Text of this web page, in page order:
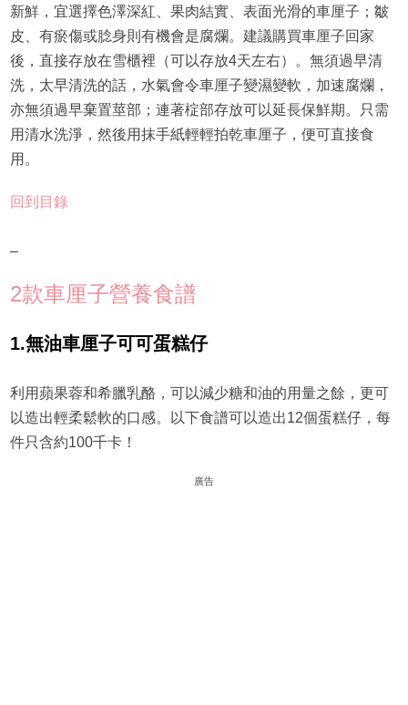
新鮮，宜選擇色澤深紅、果肉結實、表面光滑的車厘子；皺
皮、有瘀傷或腍身則有機會是腐爛。建議購買車厘子回家
後，直接存放在雪櫃裡（可以存放4天左右）。無須過早清
洗，太早清洗的話，水氣會令車厘子變濕變軟，加速腐爛，
亦無須過早棄置莖部；連著椗部存放可以延長保鮮期。只需
用清水洗淨，然後用抹手紙輕輕拍乾車厘子，便可直接食
用。
回到目錄
–
2款車厘子營養食譜
1.無油車厘子可可蛋糕仔
利用蘋果蓉和希臘乳酪，可以減少糖和油的用量之餘，更可
以造出輕柔鬆軟的口感。以下食譜可以造出12個蛋糕仔，每
件只含約100千卡！
廣告